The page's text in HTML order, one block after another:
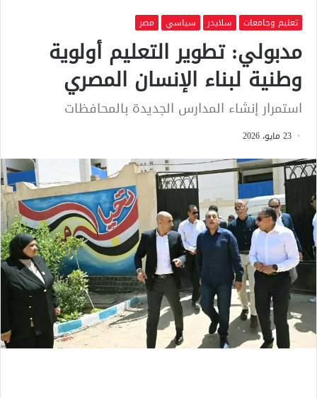
تعليم وجامعات سلايدر سياسي مصر
مدبولي: تطوير التعليم أولوية
وطنية لبناء الإنسان المصري
استمرار إنشاء المدارس الجديدة بالمحافظات
23 مايو، 2026